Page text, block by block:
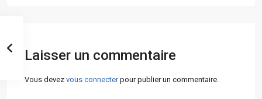
Laisser un commentaire
Vous devez vous connecterpour publier un commentaire.